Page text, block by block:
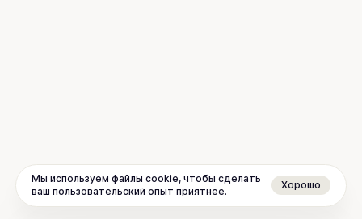
Мы используем файлы cookie, чтобы сделать
ваш пользовательский опыт приятнее.
Хорошо